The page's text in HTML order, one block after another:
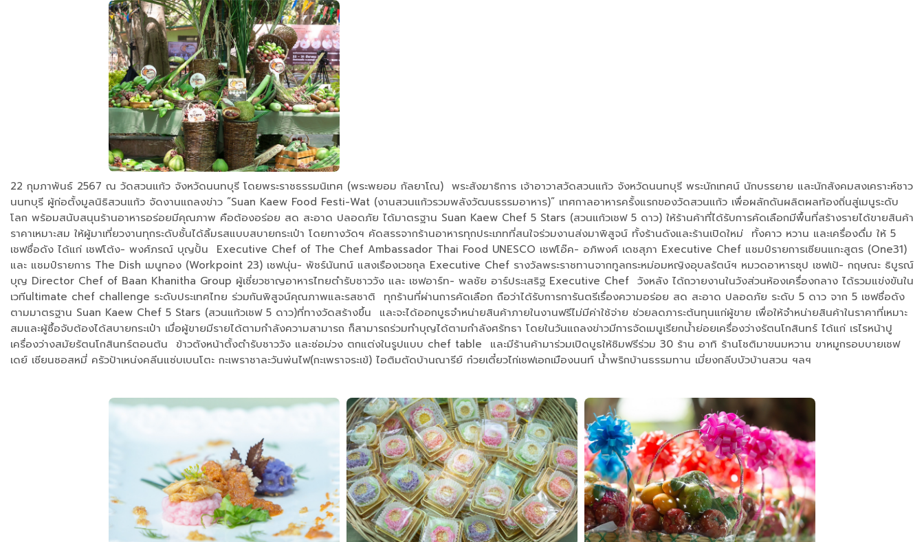
22 กุมภาพันธ์ 2567 ณ วัดสวนแก้ว จังหวัดนนทบุรี โดยพระราชธรรมนิเทศ (พระพยอม กัลยาโณ) พระสังฆาธิการ เจ้าอาวาสวัดสวนแก้ว จังหวัดนนทบุรี พระนักเทศน์ นักบรรยาย และนักสังคมสงเคราะห์ชาว
นนทบุรี ผู้ก่อตั้งมูลนิธิสวนแก้ว จัดงานแถลงข่าว ”Suan Kaew Food Festi-Wat (งานสวนแก้วรวมพลังวัฒนธรรมอาหาร)” เทศกาลอาหารครั้งแรกของวัดสวนแก้ว เพื่อผลักดันผลิตผลท้องถิ่นสู่เมนูระดับ
โลก พร้อมสนับสนุนร้านอาหารอร่อยมีคุณภาพ คือต้องอร่อย สด สะอาด ปลอดภัย ได้มาตรฐาน Suan Kaew Chef 5 Stars (สวนแก้วเชฟ 5 ดาว) ให้ร้านค้าที่ได้รับการคัดเลือกมีพื้นที่สร้างรายได้ขายสินค้า
ราคาเหมาะสม ให้ผู้มาเที่ยวงานทุกระดับชั้นได้ลิ้มรสแบบสบายกระเป๋า โดยทางวัดฯ คัดสรรจากร้านอาหารทุกประเภทที่สนใจร่วมงานส่งมาพิสูจน์ ทั้งร้านดังและร้านเปิดใหม่ ทั้งคาว หวาน และเครื่องดื่ม ให้ 5
เชฟชื่อดัง ได้แก่ เชฟโต้ง- พงศ์ภรณ์ บุญปั้น Executive Chef of The Chef Ambassador Thai Food UNESCO เชฟโอ๊ค- อภิพงศ์ เดชสุภา Executive Chef แชมป์รายการเซียนแกะสูตร (One31)
และ แชมป์รายการ The Dish เมนูทอง (Workpoint 23) เชฟนุ่น- พัชร์นันทน์ แสงเรืองเวชกุล Executive Chef รางวัลพระราชทานจากทูลกระหม่อมหญิงอุบลรัตน์ฯ หมวดอาหารซุป เชฟเป้- กฤษณะ ธิบูรณ์
บุญ Director Chef of Baan Khanitha Group ผู้เชี่ยวชาญอาหารไทยตำรับชาววัง และ เชฟอาร์ท- พลชัย อาร์ประเสริฐ Executive Chef วังหลัง ได้ถวายงานในวังส่วนห้องเครื่องกลาง ได้รวมแข่งขันใน
เวทีultimate chef challenge ระดับประเทศไทย ร่วมกันพิสูจน์คุณภาพและรสชาติ ทุกร้านที่ผ่านการคัดเลือก ถือว่าได้รับการการันตรีเรื่องความอร่อย สด สะอาด ปลอดภัย ระดับ 5 ดาว จาก 5 เชฟชื่อดัง
ตามมาตรฐาน Suan Kaew Chef 5 Stars (สวนแก้วเชฟ 5 ดาว)ที่ทางวัดสร้างขึ้น และจะได้ออกบูธจำหน่ายสินค้าภายในงานฟรีไม่มีค่าใช้จ่าย ช่วยลดภาระต้นทุนแก่ผู้ขาย เพื่อให้จำหน่ายสินค้าในราคาที่เหมาะ
สมและผู้ซื้อจับต้องได้สบายกระเป๋า เมื่อผู้ขายมีรายได้ตามกำลังความสามารถ ก็สามารถร่วมทำบุญได้ตามกำลังศรัทธา โดยในวันแถลงข่าวมีการจัดเมนูเรียกน้ำย่อยเครื่องว่างรัตนโกสินทร์ ได้แก่ เรไรหน้าปู
เครื่องว่างสมัยรัตนโกสินทร์ตอนต้น ข้าวตังหน้าตั้งตำรับชาววัง และช่อม่วง ตกแต่งในรูปแบบ chef table และมีร้านค้ามาร่วมเปิดบูธให้ชิมฟรีร่วม 30 ร้าน อาทิ ร้านโชติมาขนมหวาน ขาหมูกรอบบายเชฟ
เดย์ เซียนซอสหมี่ ครัวป้าเหน่งคลีนแซ่บเบนโตะ กะเพราชาละวันพ่นไฟ(กะเพราจระเข้) ไอติมตัดบ้านณารีย์ ก๋วยเตี๋ยวไก่เชฟเอกเมืองนนท์ น้ำพริกบ้านธรรมทาน เมี่ยงกลีบบัวบ้านสวน ฯลฯ